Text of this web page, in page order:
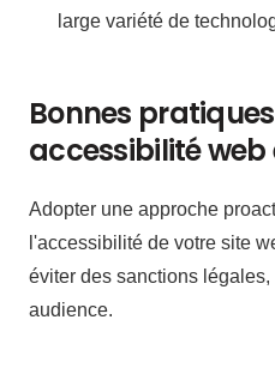
large variété de
Bonnes
accessibilité
Adopter une approche
l'accessibilité de votre site
éviter des sanctions
audience.